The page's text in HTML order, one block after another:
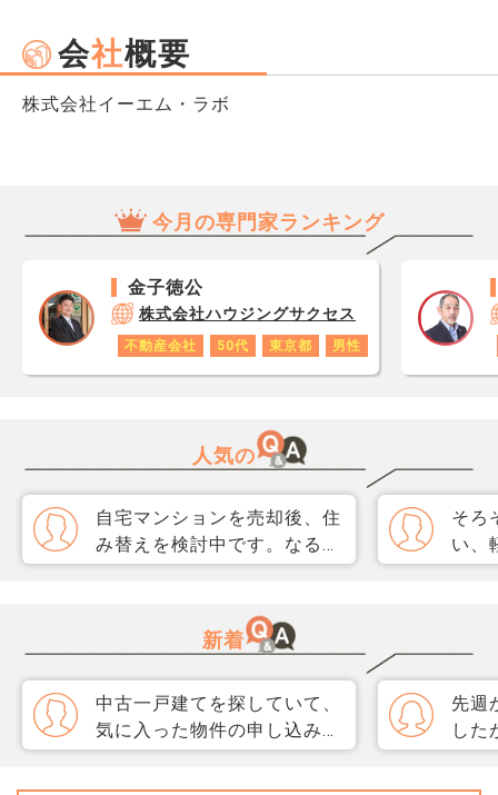
会社概要
株式会社イーエム・ラボ
今月の専門家ランキング
金子徳公
株式会社ハウジングサクセス
不動産会社 50代 東京都 男性
人気の
自宅マンションを売却後、住
み替えを検討中です。なるべ
く3か月以内に売却をしたい
介で迷っています。 窓口は
多い方が買主が見つかりそう
だと思うのですが、友人には
専任をおすすめされました。
それぞれメリットデメリット
そろ
い、
取り
分が
直、
のか
だ、
ら、
新着
中古一戸建てを探していて、
気に入った物件の申し込みを
検討しています。 売主の方
先週
した
載さ